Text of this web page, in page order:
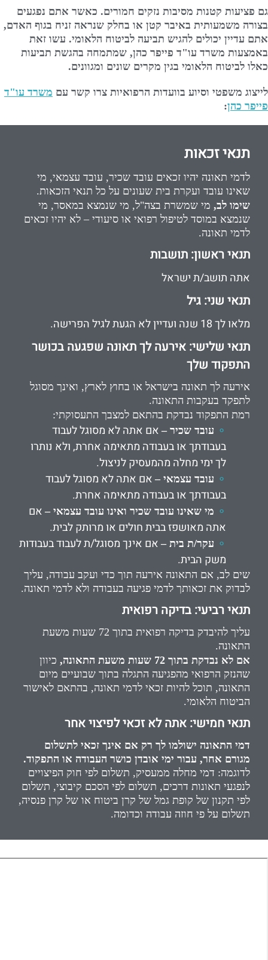
גם פציעות קטנות מסיבות נזקים חמורים. כאשר אתם נפגעים
בצורה משמעותית באיבר קטן או בחלק שנראה זניח בגוף האדם,
אתם עדיין יכולים להגיש תביעה לביטוח הלאומי. עשו זאת
באמצעות משרד עו"ד פייפר כהן, שמתמחה בהגשת תביעות
כאלו לביטוח הלאומי בגין מקרים שונים ומגוונים.
לייצוג משפטי וסיוע בוועדות הרפואיות צרו קשר עם משרד עו"ד
פייפר כהן:
תנאי זכאות
לדמי תאונה יהיו זכאים עובד שכיר, עובד עצמאי, מי
שאינו עובד ועקרת בית שעונים על כל תנאי הזכאות.
שימו לב, מי שמשרת בצה"ל, מי שנמצא במאסר, מי
שנמצא במוסד לטיפול רפואי או סיעודי – לא יהיו זכאים
לדמי תאונה.
תנאי ראשון: תושבות
אתה תושב/ת ישראל
תנאי שני: גיל
מלאו לך 18 שנה ועדיין לא הגעת לגיל הפרישה.
תנאי שלישי: אירעה לך תאונה שפגעה בכושר
התפקוד שלך
אירעה לך תאונה בישראל או בחוץ לארץ, ואינך מסוגל
לתפקד בעקבות התאונה.
רמת התפקוד נבדקת בהתאם למצבך התעסוקתי:
עובד שכיר – אם אתה לא מסוגל לעבוד
בעבודתך או בעבודה מתאימה אחרת, ולא נותרו
לך ימי מחלה מהמעסיק לניצול.
עובד עצמאי – אם אתה לא מסוגל לעבוד
בעבודתך או בעבודה מתאימה אחרת.
מי שאינו עובד שכיר ואינו עובד עצמאי – אם
אתה מאושפז בבית חולים או מרותק לבית.
עקר/ת בית – אם אינך מסוגל/ת לעבוד בעבודות
משק הבית.
שים לב, אם התאונה אירעה תוך כדי ועקב עבודה, עליך
לבדוק את זכאותך לדמי פגיעה בעבודה ולא לדמי תאונה.
תנאי רביעי: בדיקה רפואית
עליך להיבדק בדיקה רפואית בתוך 72 שעות משעת
התאונה.
אם לא נבדקת בתוך 72 שעות
משעת התאונה, כיוון
שהנזק הרפואי מהפגיעה התגלה בתוך שבועיים מיום
התאונה, תוכל להיות זכאי לדמי תאונה, בהתאם לאישור
הביטוח הלאומי.
תנאי חמישי: אתה לא זכאי לפיצוי אחר
דמי התאונה ישולמו לך רק אם אינך זכאי לתשלום
מגורם אחר, עבור ימי אובדן כושר העבודה או התפקוד.
לדוגמה: דמי מחלה ממעסיק, תשלום לפי חוק הפיצויים
לנפגעי תאונות דרכים, תשלום לפי הסכם קיבוצי, תשלום
לפי תקנון של קופת גמל של קרן ביטוח או של קרן פנסיה,
תשלום על פי חוזה עבודה וכדומה.